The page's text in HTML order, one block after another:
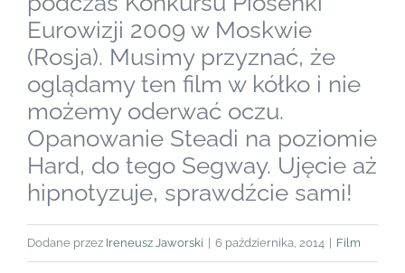
Eurowizji 2009 w Moskwie
(Rosja). Musimy przyznać, że
oglądamy ten film w kółko i nie
możemy oderwać oczu.
Opanowanie Steadi na poziomie
Hard, do tego Segway. Ujęcie aż
hipnotyzuje, sprawdźcie sami!
Dodane przez Ireneusz Jaworski 6 października, 2014 Film